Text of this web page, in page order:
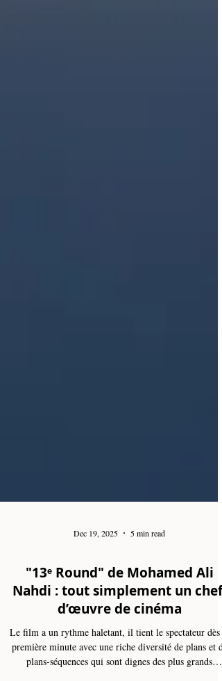
Dec 19, 2025 5 min read
"13ᵉ Round" de Mohamed Ali
Nahdi : tout simplement un chef-
d’œuvre de cinéma